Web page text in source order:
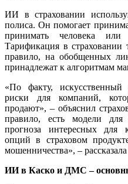
ИИ в страховании
полиса. Он помогает
принимать человека или
Тарификация в страховании
правило, на обобщенных
принадлежат к алгоритмам
«По факту,
риски для компаний,
продают», – объяснил
правило, есть модели для
прогноза интересных для
опций в страховом
мошенничества», –
ИИ в Каско и ДМС –